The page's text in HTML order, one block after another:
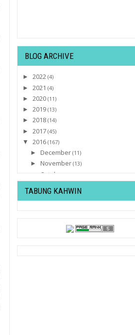
BLOG ARCHIVE
► 2022 (4)
► 2021 (4)
► 2020 (11)
► 2019 (13)
► 2018 (14)
► 2017 (45)
▼ 2016 (167)
► December (11)
► November (13)
October
►August(2)
TABUNG KAHWIN